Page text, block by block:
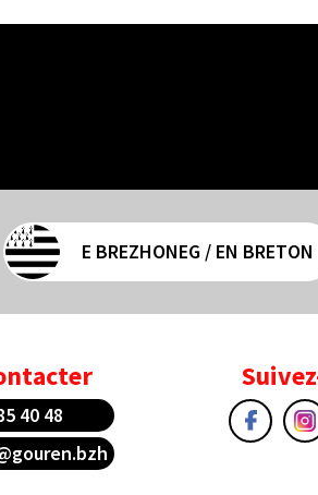
E BREZHONEG / EN BRETON
40 48